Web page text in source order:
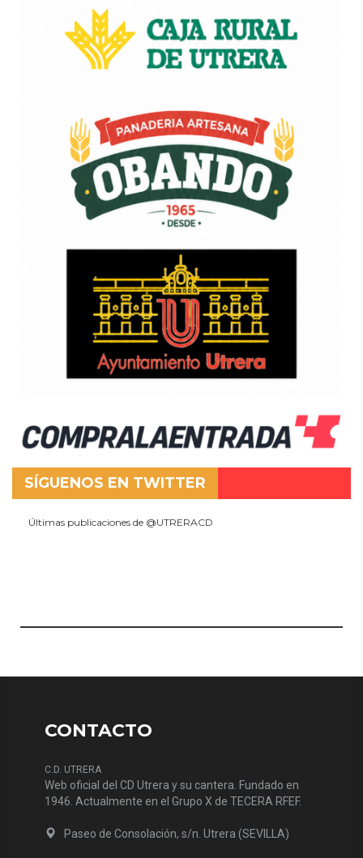
SÍGUENOS EN TWITTER
Últimas publicaciones de @UTRERACD
CONTACTO
C.D. UTRERA
Web oficial del CD Utrera y su cantera. Fundado en
1946. Actualmente en el Grupo X de TECERA RFEF.
Paseo de Consolación, s/n. Utrera (SEVILLA)